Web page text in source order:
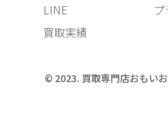
LINE
買取実績
© 2023. 買取専門店おもい